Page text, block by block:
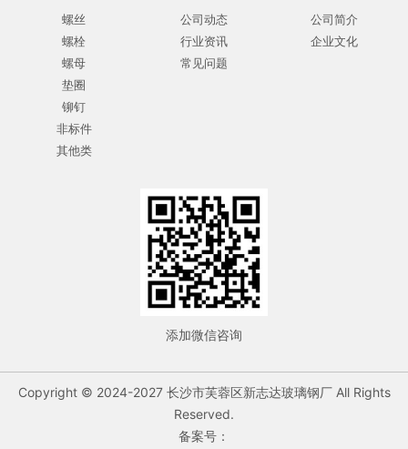
螺丝
螺栓
螺母
垫圈
铆钉
非标件
其他类
公司动态
行业资讯
常见问题
公司简介
企业文化
添加微信咨询
Copyright © 2024-2027 长沙市芙蓉区新志达玻璃钢厂 All Rights
Reserved.
备案号：